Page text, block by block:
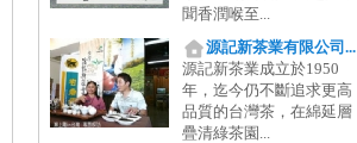
聞香潤喉至...
源記新茶業有限公司...
源記新茶業成立於1950
年，迄今仍不斷追求更高
品質的台灣茶，在綿延層
疊清綠茶園...